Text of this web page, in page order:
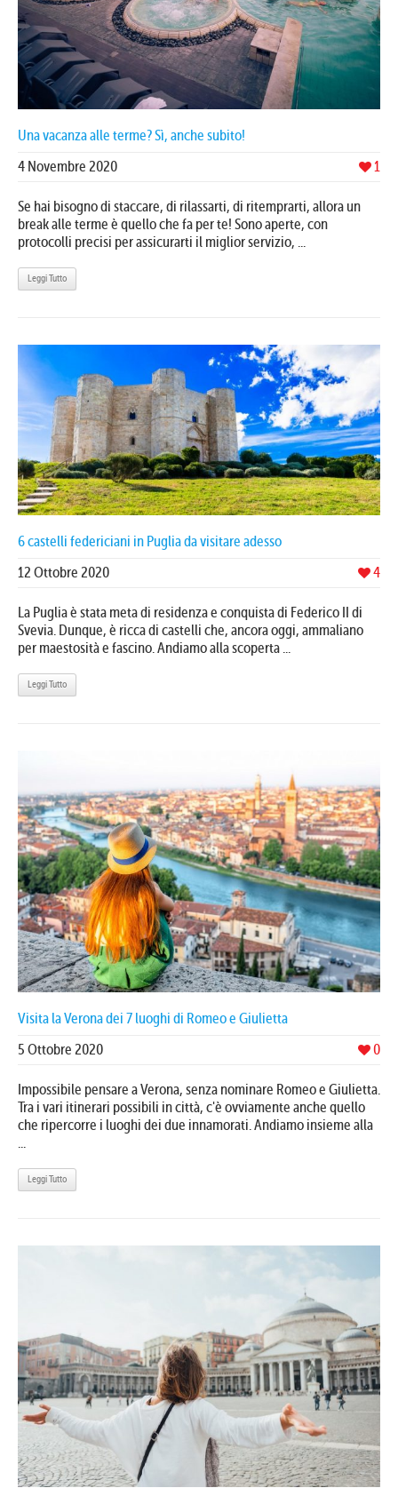
Una vacanza alle terme? Sì, anche subito!
1
4 Novembre 2020
Se hai bisogno di staccare, di rilassarti, di ritemprarti, allora un
break alle terme è quello che fa per te! Sono aperte, con
protocolli precisi per assicurarti il miglior servizio, ...
Leggi Tutto
6 castelli federiciani in Puglia da visitare adesso
4
12 Ottobre 2020
La Puglia è stata meta di residenza e conquista di Federico II di
Svevia. Dunque, è ricca di castelli che, ancora oggi, ammaliano
per maestosità e fascino. Andiamo alla scoperta ...
Leggi Tutto
Visita la Verona dei 7 luoghi di Romeo e Giulietta
0
5 Ottobre 2020
Impossibile pensare a Verona, senza nominare Romeo e Giulietta.
Tra i vari itinerari possibili in città, c'è ovviamente anche quello
che ripercorre i luoghi dei due innamorati. Andiamo insieme alla
...
Leggi Tutto